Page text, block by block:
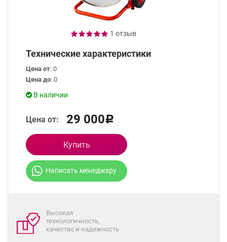
1 отзыв
Технические характеристики
Цена от: 0
Цена до: 0
В наличии
Цена от: 29 000Р
Купить
Написать менеджеру
Высокая
технологичность,
качество и надежность